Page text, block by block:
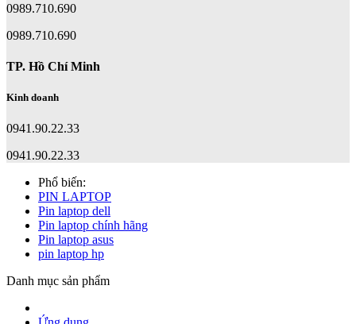
0989.710.690
0989.710.690
TP. Hồ Chí Minh
Kinh doanh
0941.90.22.33
0941.90.22.33
Phổ biến:
PIN LAPTOP
Pin laptop dell
Pin laptop chính hãng
Pin laptop asus
pin laptop hp
Danh mục sản phẩm